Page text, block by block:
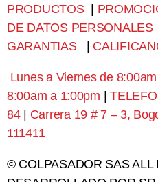
PRODUCTOS|
DE DATOS PERSONALES
GARANTIAS
|
Lunes a Viernes de
8:00am a 1:00pm |
84| Carrera 19 # 7 – 3,
111411
© COLPASADOR SAS ALL